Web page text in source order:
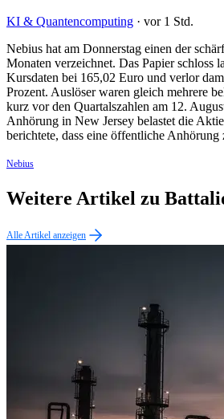
KI & Quantencomputing · vor 1 Std.
Nebius hat am Donnerstag einen der
Monaten verzeichnet. Das Papier schloss
Kursdaten bei 165,02 Euro und verlor
Prozent. Auslöser waren gleich mehrere
kurz vor den Quartalszahlen am 12.
Anhörung in New Jersey belastet die
berichtete, dass eine öffentliche
Nebius
Weitere Artikel zu
Alle Artikel anzeigen